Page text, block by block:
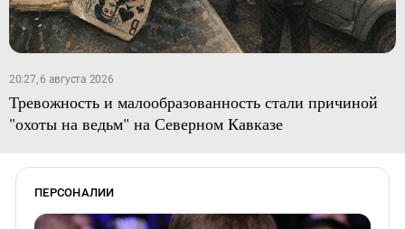
20:27, 6 августа 2026
Тревожность и малообразованность стали причиной
"охоты на ведьм" на Северном Кавказе
ПЕРСОНАЛИИ